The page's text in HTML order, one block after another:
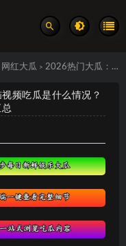
网红大瓜 > 2026热门大瓜：抖音网红小羊没烦恼视频吃瓜是什么情况？小羊没烦恼塌房本人辟谣 真实事件汇总
频吃瓜是什么情况？